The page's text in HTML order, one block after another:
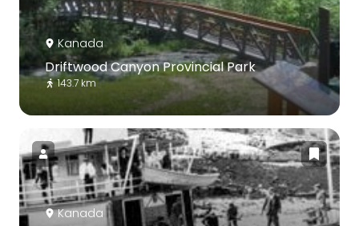
Kanada
Driftwood Canyon Provincial Park
143.7 km
Kanada